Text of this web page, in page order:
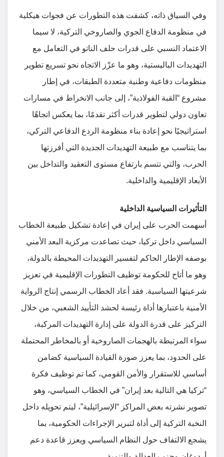
وفي السياق ذاته، كشفت هذه التطورات عن فجوات هيكلية
في منظومة الدفاع الجوي والصاروخي التركية، لا سيما
الاعتماد النسبي على قدرات حلف الناتو في التعامل مع
التهديدات الباليستية، وهو ما عزّز الاتجاه نحو تسريع تطوير
منظومات دفاعية وطنية متعددة الطبقات، في إطار
مشروع “القبة الفولاذية”، إلى جانب الانخراط في مسارات
تعاون دولي لتطوير قدرات أكثر تقدمًا، بما يعكس اتجاهًا
استراتيجيًا نحو إعادة بناء منظومة الردع الدفاعي التركي،
بما يتناسب مع طبيعة التهديدات الجديدة التي أفرزتها
الحرب، والتي تتسم بارتفاع مستوى التعقيد والتداخل بين
الأبعاد الإقليمية والداخلية.
التأثيرات السياسية الداخلية
أسهمت الحرب على إيران في إعادة تشكيل طبيعة الخطاب
السياسي داخل تركيا، حيث تصاعدت مركزية البعد الأمني
بوصفه الإطار الحاكم لتفسير التهديدات المحيطة بالدولة،
وهو ما أتاح للحكومة توظيف التطورات الإقليمية في تعزيز
شرعيتها السياسية. فقد أعاد الخطاب الرسمي إنتاج الرواية
الأمنية باعتبارها أداة رئيسة لحشد التأييد الشعبي، من خلال
التركيز على قدرة الدولة على إدارة التهديدات المركبة،
سواء المرتبطة بالهجمات الصاروخية أو بالمخاطر المحتملة
على الحدود، بما يعزز صورة القيادة السياسية كضامن
أساسي للاستقرار والأمن القومي، كما تم توظيف فكرة
“تركيا هي التالية بعد إيران” في الخطاب السياسي، وهو
تصوير نشرته بعض المراكز “الإسرائيلية”، ليتم تحويله داخل
النخبة التركية إلى أداة لتبرير الإجراءات الحكومية، بما
يشجع الالتفاف حول النظام السياسي ويعزز قاعدة دعم